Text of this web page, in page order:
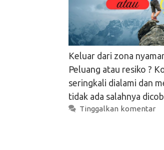
Keluar dari zona
Peluang atau resiko ?
seringkali dialami dan
tidak ada salahnya
Tinggalkan komentar